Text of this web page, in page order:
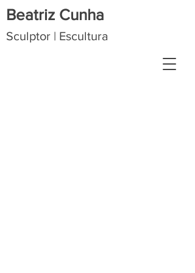
Beatriz Cunha
Sculptor | Escultura